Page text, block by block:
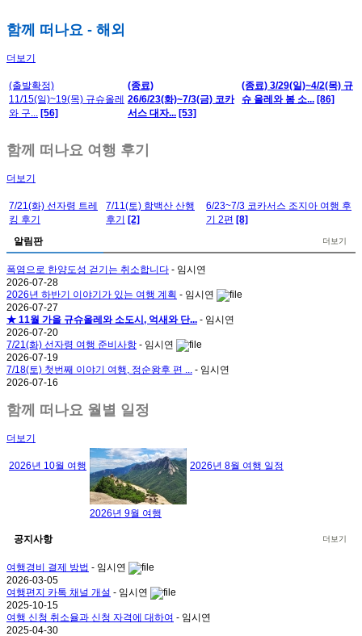
함께 떠나요 - 해외
더보기
(출발확정)
11/15(일)~19(목) 규슈올레
와 구...
[56]
(종료)
26/6/23(화)~7/3(금) 코카
서스 대자... [53]
(종료) 3/29(일)~4/2(목) 규
슈 올레와 봄 소... [86]
함께 떠나요 여행 후기
더보기
7/21(화) 선자령 트레
킹 후기
7/11(토) 함백산 산행
후기 [2]
6/23~7/3 코카서스 조지아 여행 후
기 2편 [8]
알림판
더보기
폭염으로 한양도성 걷기는 취소합니다 - 임시연
2026-07-28
2026년 하반기 이야기가 있는 여행 계획 - 임시연
2026-07-27
★ 11월 가을 규슈올레와 소도시, 억새와 단... - 임시연
2026-07-20
7/21(화) 선자령 여행 준비사항 - 임시연
2026-07-19
7/18(토) 첫번째 이야기 여행, 정순왕후 편 ...
- 임시연
2026-07-16
함께 떠나요 월별 일정
더보기
2026년 10월 여행
2026년 9월 여행
2026년 8월 여행 일정
공지사항 더보기
여행경비 결제 방법 - 임시연
2026-03-05
여행편지 카톡 채널 개설 - 임시연
2025-10-15
여행 신청 취소율과 신청 자격에 대하여 - 임시연
2025-04-30